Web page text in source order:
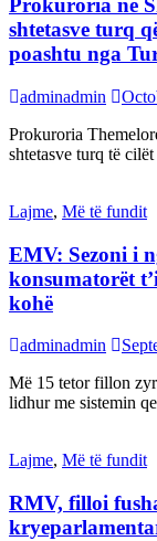
Prokuroria në
shtetasve turq
poashtu nga
adminadmin
Prokuroria
shtetasve turq të
Lajme, Më të fundit
EMV: Sezoni i
konsumatorët
kohë
adminadmin
Më 15 tetor fillon
lidhur me sistemin
Lajme, Më të fundit
RMV, filloi